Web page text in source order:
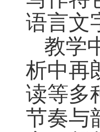
语言文
教学
析中再
读等多
节奏与